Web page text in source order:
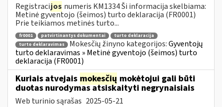
Registracijos numeris KM1334 Ši informacija skelbiama:
Metinė gyventojo (šeimos) turto deklaracija (FR0001)
Prie teikiamos metinės turto...
fr0001 patvirtinantys dokumentai
turto deklaracija
turto deklaravimas
Mokesčių žinyno kategorijos:Gyventojų
turto deklaravimas » Metinė gyventojo (šeimos) turto
deklaracija (FR0001)
Kuriais atvejais mokesčių mokėtojui gali būti
duotas nurodymas atsiskaityti negrynaisiais
Web turinio sąrašas 2025-05-21